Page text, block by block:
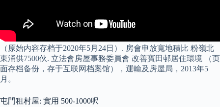
（原始内容存档于2020年5月24日）. 房會申放寬地積比 粉嶺北
東涌供7500伙. 立法會房屋事務委員會 改善寶田邨居住環境 （页
面存档备份，存于互联网档案馆），運輸及房屋局，2013年5
月。
屯門租村屋: 實用 500-1000呎